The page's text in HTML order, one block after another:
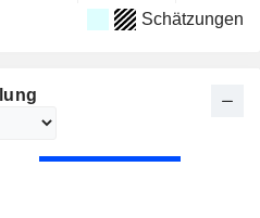
Schätzungen